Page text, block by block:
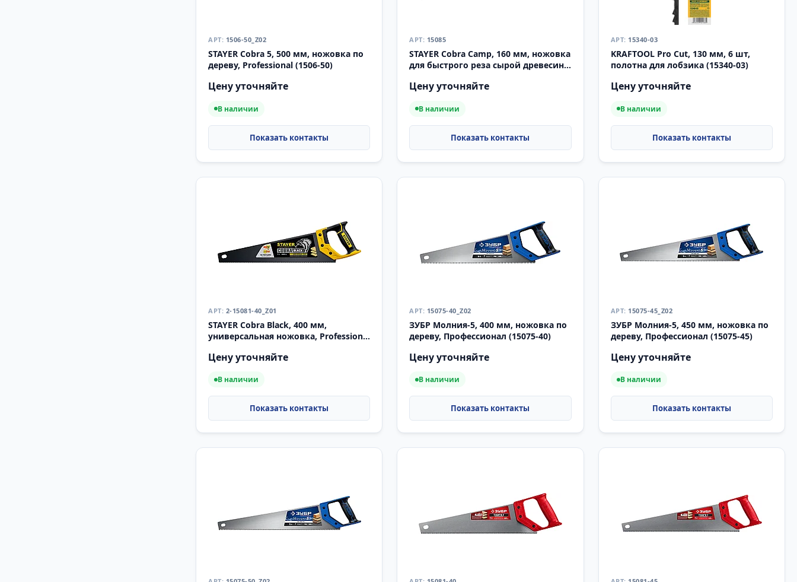
1506-50_Z02
STAYER Cobra 5, 500 мм, ножовка по
дереву, Professional (1506-50)
Цену уточняйте
В наличии
15085
STAYER Cobra Camp, 160 мм, ножовка
для быстрого реза сырой древесины
Цену уточняйте
В наличии
15340-03
KRAFTOOL Pro Cut, 130 мм, 6 шт,
полотна для лобзика (15340-03)
Цену уточняйте
В наличии
2-15081-40_Z01
STAYER Cobra Black, 400 мм,
универсальная ножовка, Professional
Цену уточняйте
В наличии
15075-40_Z02
ЗУБР Молния-5, 400 мм, ножовка по
дереву, Профессионал (15075-40)
Цену уточняйте
В наличии
15075-45_Z02
ЗУБР Молния-5, 450 мм, ножовка по
дереву, Профессионал (15075-45)
Цену уточняйте
В наличии